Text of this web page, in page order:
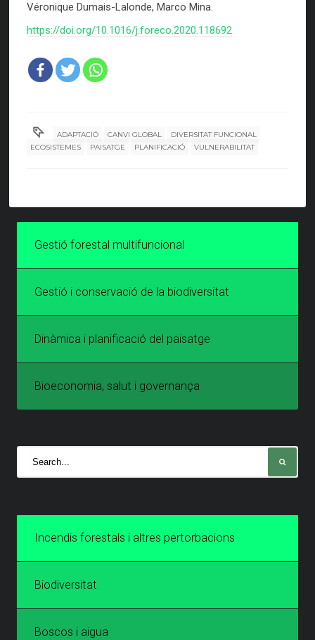
Véronique Dumais-Lalonde, Marco Mina.
https://doi.org/10.1016/j.foreco.2020.118692
ADAPTACIÓ CANVI GLOBAL
DIVERSITAT FUNCIONAL
ECOSISTEMES
PAISATGE PLANIFICACIÓ VULNERABILITAT
Gestió forestal multifuncional
Gestió i conservació de la biodiversitat
Dinàmica i planificació del paisatge
Bioeconomia, salut i governança
Incendis forestals i altres pertorbacions
Biodiversitat
Boscos i aigua